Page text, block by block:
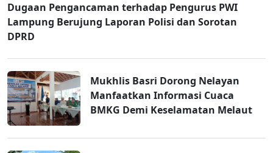
Dugaan Pengancaman terhadap Pengurus PWI
Lampung Berujung Laporan Polisi dan Sorotan
DPRD
Mukhlis Basri Dorong Nelayan
Manfaatkan Informasi Cuaca
BMKG Demi Keselamatan Melaut